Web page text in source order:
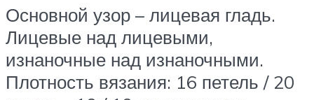
Основной узор – лицевая гладь.
Лицевые над лицевыми,
изнаночные над изнаночными.
Плотность вязания: 16 петель / 20